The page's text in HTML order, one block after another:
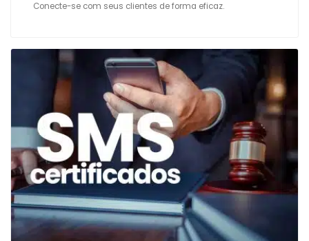
Conecte-se com seus clientes de forma eficaz.